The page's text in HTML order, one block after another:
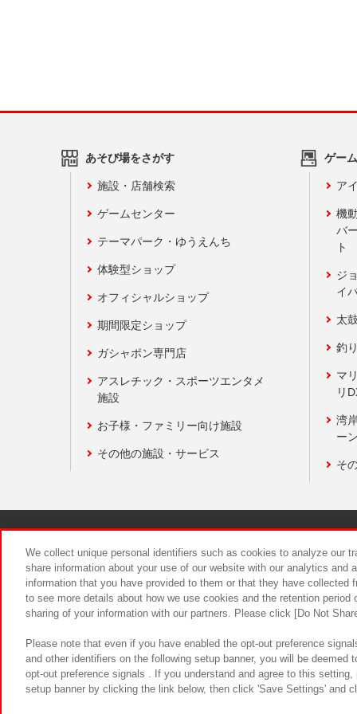
あそび場をさがす
施設・店舗検索
ゲームセンター
テーマパーク・ゆうえんち
体験型ショップ
オフィシャルショップ
期間限定ショップ
ガシャポン専門店
アスレチック・スポーツエンタメ
施設
お子様・ファミリー向け施設
その他の施設・サービス
ゲー
ア
機
バ
ト
ジ
イ
太
釣
マ
リ
湾
ー
そ
食品のご
We collect unique personal identifiers such as cookies to analyze our
share information about your use of our website with our analytics and
information that you have provided to them or that they have
to see more details about how we use cookies and the retention
sharing of your information with our partners. Please click [Do Not
Please note that even if you have enabled the opt-out preference
and other identifiers on the following setup banner, you will be
opt-out preference signals . If you understand and agree to this
setup banner by clicking the link below, then click 'Save Settings' and